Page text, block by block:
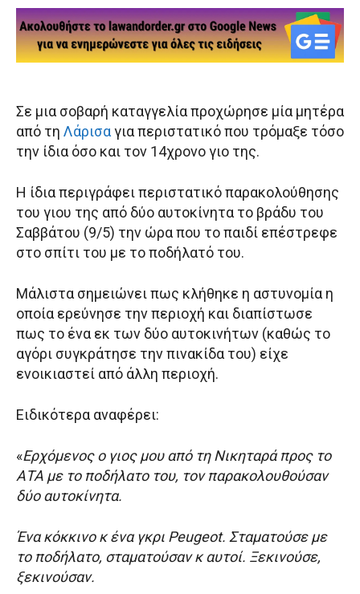
Σε μια σοβαρή καταγγελία προχώρησε μία μητέρα
από τη Λάρισαγια περιστατικό που τρόμαξε τόσο
την ίδια όσο και τον 14χρονο γιο της.
Η ίδια περιγράφει περιστατικό παρακολούθησης
του γιου της από δύο αυτοκίνητα το βράδυ του
Σαββάτου (9/5) την ώρα που το παιδί επέστρεφε
στο σπίτι του με το ποδήλατό του.
Μάλιστα σημειώνει πως κλήθηκε η αστυνομία η
οποία ερεύνησε την περιοχή και διαπίστωσε
πως το ένα εκ των δύο αυτοκινήτων (καθώς το
αγόρι συγκράτησε την πινακίδα του) είχε
ενοικιαστεί από άλλη περιοχή.
Ειδικότερα αναφέρει:
«Ερχόμενος ο γιος μου από τη Νικηταρά προς το
ΑΤΑ με το ποδήλατο του, τον παρακολουθούσαν
δύο αυτοκίνητα.
Ένα κόκκινο κ ένα γκρι Peugeot. Σταματούσε με
το ποδήλατο, σταματούσαν κ αυτοί. Ξεκινούσε,
ξεκινούσαν.